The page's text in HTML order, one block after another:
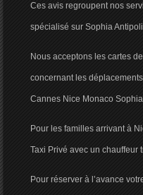
Ces avis regroupent nos
spécialisé sur Sophia
Nous acceptons les cartes
concernant les
Cannes Nice Monaco
Pour les familles arrivant à
Taxi Privé avec un chauffeur
Pour réserver à l’avance